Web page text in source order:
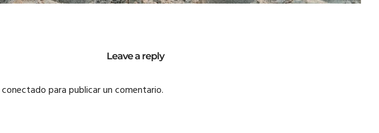
Leave a reply
conectadopara publicar un comentario.